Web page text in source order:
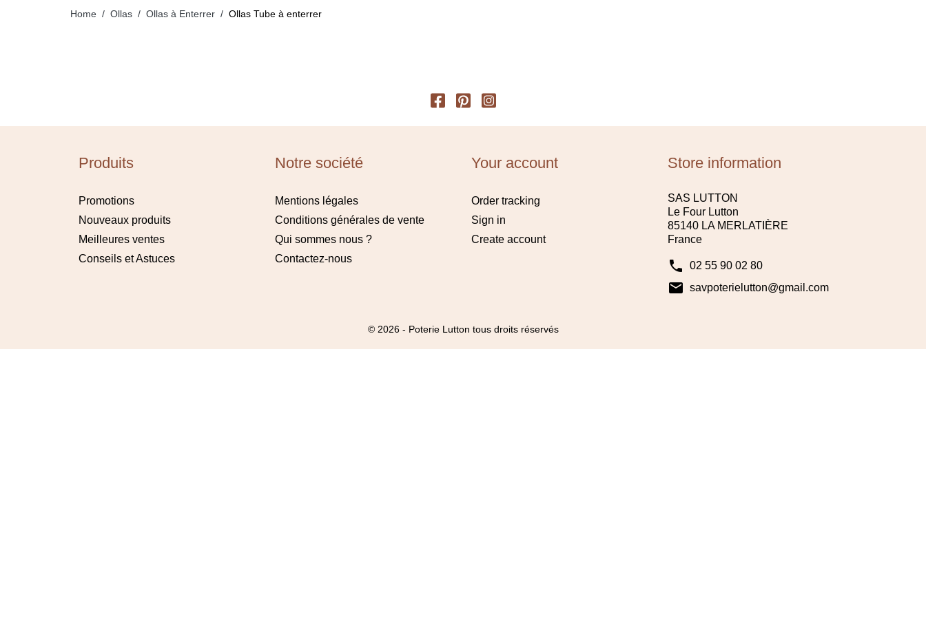
Home Ollas Ollas à Enterrer Ollas Tube à enterrer
Produits
Promotions
Nouveaux produits
Meilleures ventes
Conseils et Astuces
Notre société
Mentions légales
Conditions générales de vente
Qui sommes nous ?
Contactez-nous
Your account
Order tracking
Sign in
Create account
Store information
SAS LUTTON
Le Four Lutton
85140 LA MERLATIÈRE
France
phone 02 55 90 02 80
mail savpoterielutton@gmail.com
© 2026 - Poterie Lutton tous droits réservés